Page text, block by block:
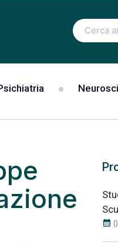
Ricerca
per:
calendar_month